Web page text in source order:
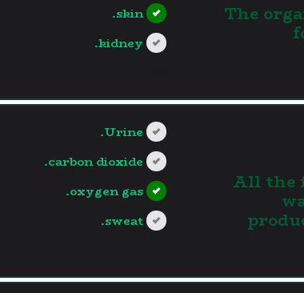
1.The
skin.
kidney.
2.All
Urine.
carbon dioxide.
oxygen gas.
sweat.